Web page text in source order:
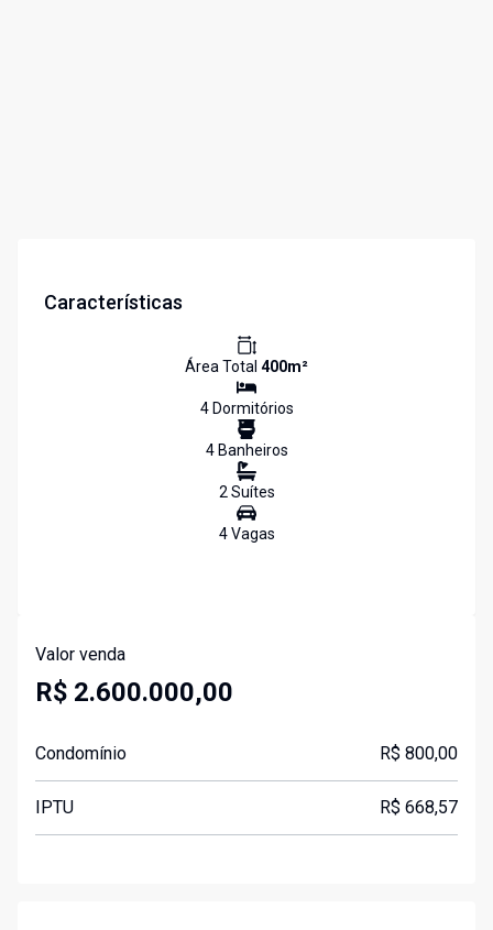
Características
Área Total 400m²
4Dormitórios
4Banheiros
2Suítes
4Vagas
Valor venda
R$ 2.600.000,00
Condomínio R$ 800,00
IPTU R$ 668,57